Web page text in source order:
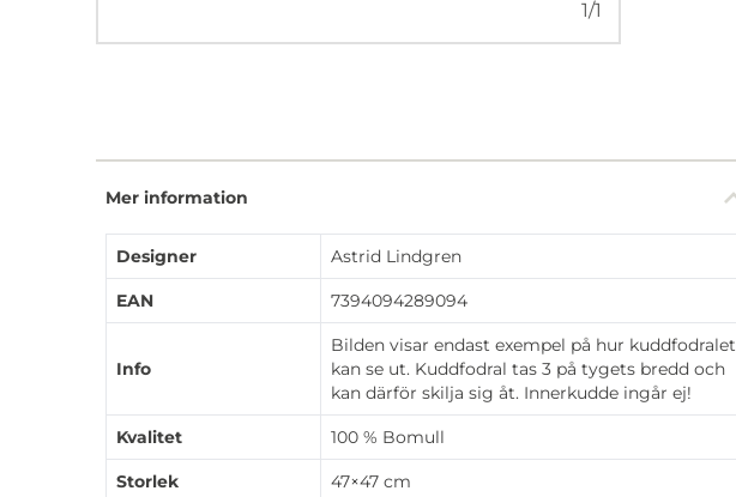
1/1
Mer information
Designer Astrid Lindgren
EAN 7394094289094
Info
Bilden visar endast exempel på hur kuddfodralet
kan se ut. Kuddfodral tas 3 på tygets bredd och
kan därför skilja sig åt. Innerkudde ingår ej!
Kvalitet 100 % Bomull
Storlek 47×47 cm